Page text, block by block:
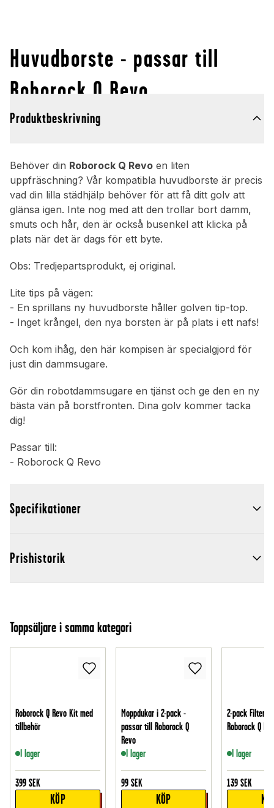
Huvudborste - passar till
Roborock Q Revo
Produktbeskrivning
Behöver din Roborock Q Revo en liten
uppfräschning? Vår kompatibla huvudborste är precis
vad din lilla städhjälp behöver för att få ditt golv att
glänsa igen. Inte nog med att den trollar bort damm,
smuts och hår, den är också busenkel att klicka på
plats när det är dags för ett byte.
Obs: Tredjepartsprodukt, ej original.
Lite tips på vägen:
- En sprillans ny huvudborste håller golven tip-top.
- Inget krångel, den nya borsten är på plats i ett nafs!
Och kom ihåg, den här kompisen är specialgjord för
just din dammsugare.
Gör din robotdammsugare en tjänst och ge den en ny
bästa vän på borstfronten. Dina golv kommer tacka
dig!
Passar till:
- Roborock Q Revo
Specifikationer
Prishistorik
Toppsäljare i samma kategori
Roborock Q Revo Kit med
tillbehör
I lager
399 SEK
KÖP
Moppdukar i 2-pack -
passar till Roborock Q
Revo
I lager
99 SEK
KÖP
2-pack Filter -
Roborock Q
I lager
139 SEK